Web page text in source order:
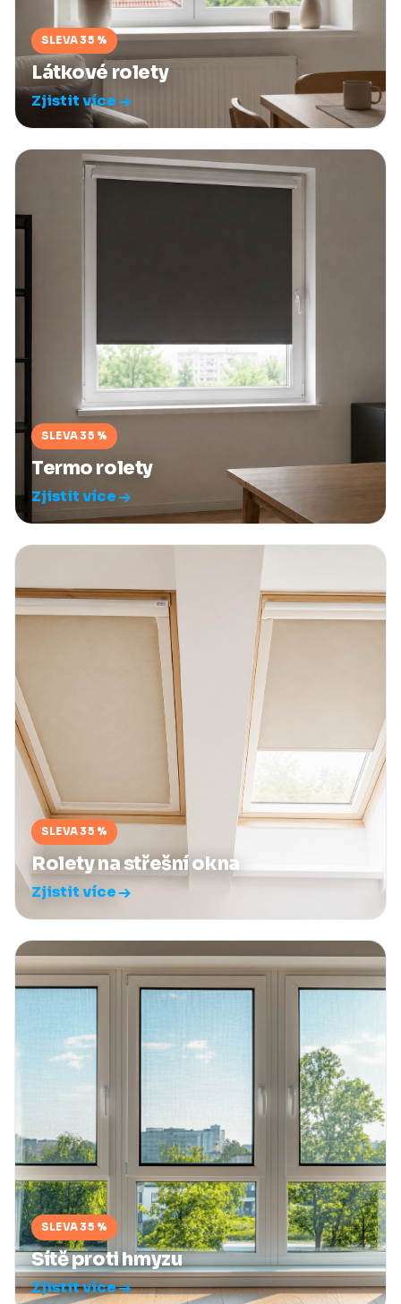
SLEVA 35 %
Látkové rolety
Zjistit více
SLEVA 35 %
Termo rolety
Zjistit více
SLEVA 35 %
Rolety na střešní okna
Zjistit více
SLEVA 35 %
Sítě proti hmyzu
Zjistit více